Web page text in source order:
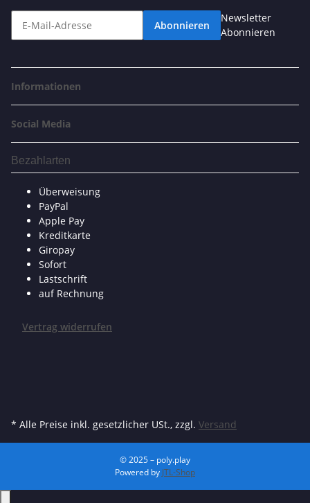
Abonnieren
Newsletter
Abonnieren
Informationen
Social Media
Bezahlarten
Überweisung
PayPal
Apple Pay
Kreditkarte
Giropay
Sofort
Lastschrift
auf Rechnung
Vertrag widerrufen
* Alle Preise inkl. gesetzlicher USt., zzgl. Versand
© 2025 – poly.play
Powered by JTL-Shop